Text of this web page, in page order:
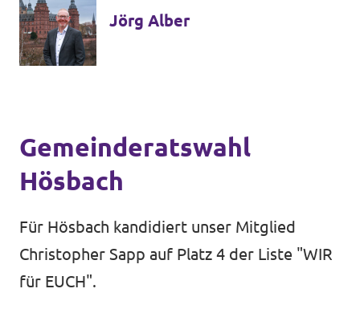
Jörg Alber
Gemeinderatswahl
Hösbach
Für Hösbach kandidiert unser Mitglied
Christopher Sapp auf Platz 4 der Liste "WIR
für EUCH".